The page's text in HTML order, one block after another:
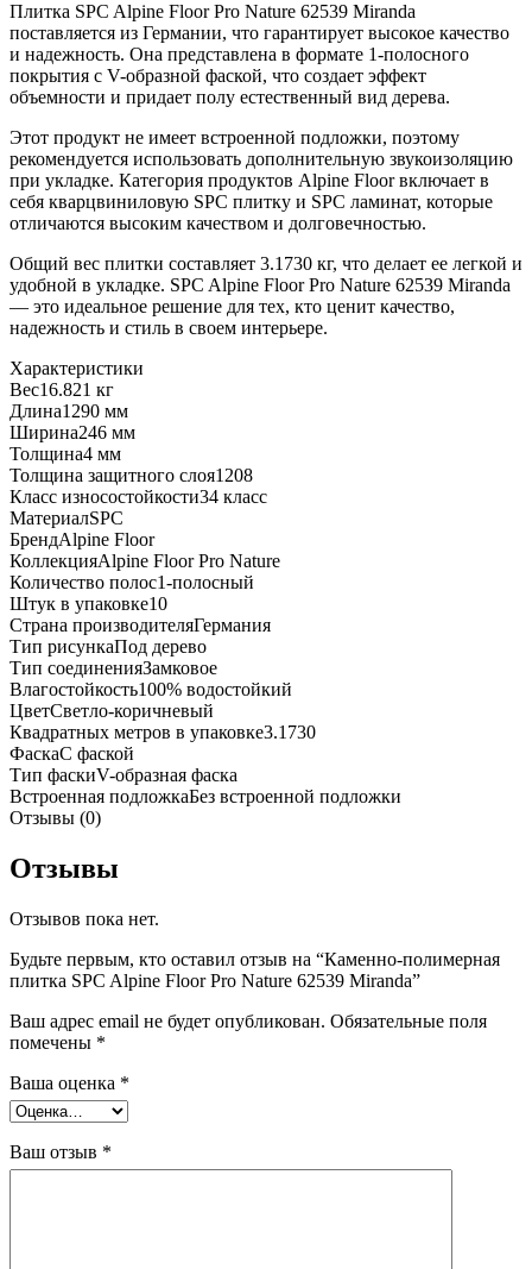
Плитка SPC Alpine Floor Pro Nature 62539 Miranda
поставляется из Германии, что гарантирует высокое качество
и надежность. Она представлена в формате 1-полосного
покрытия с V-образной фаской, что создает эффект
объемности и придает полу естественный вид дерева.
Этот продукт не имеет встроенной подложки, поэтому
рекомендуется использовать дополнительную звукоизоляцию
при укладке. Категория продуктов Alpine Floor включает в
себя кварцвиниловую SPC плитку и SPC ламинат, которые
отличаются высоким качеством и долговечностью.
Общий вес плитки составляет 3.1730 кг, что делает ее легкой и
удобной в укладке. SPC Alpine Floor Pro Nature 62539 Miranda
— это идеальное решение для тех, кто ценит качество,
надежность и стиль в своем интерьере.
Характеристики
Вес16.821 кг
Длина1290 мм
Ширина246 мм
Толщина4 мм
Толщина защитного слоя1208
Класс износостойкости34 класс
МатериалSPC
БрендAlpine Floor
КоллекцияAlpine Floor Pro Nature
Количество полос1-полосный
Штук в упаковке10
Страна производителяГермания
Тип рисункаПод дерево
Тип соединенияЗамковое
Влагостойкость100% водостойкий
ЦветСветло-коричневый
Квадратных метров в упаковке3.1730
ФаскаС фаской
Тип фаскиV-образная фаска
Встроенная подложкаБез встроенной подложки
Отзывы (0)
Отзывы
Отзывов пока нет.
Будьте первым, кто оставил отзыв на “Каменно-полимерная
плитка SPC Alpine Floor Pro Nature 62539 Miranda”
Ваш адрес email не будет опубликован. Обязательные поля
помечены *
Ваша оценка *
Ваш отзыв *